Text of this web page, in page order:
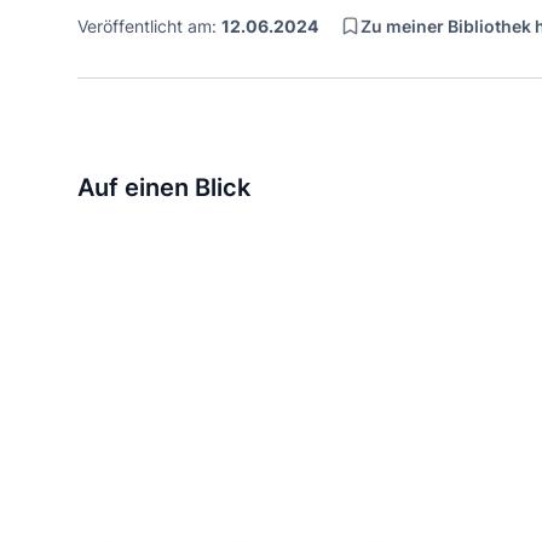
Veröffentlicht am: 12.06.2024 Zu meiner Bibliothek
Auf einen Blick